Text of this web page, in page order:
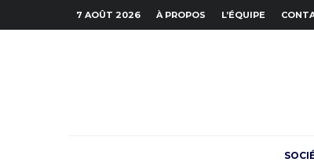
7 AOÛT 2026 À PROPOS L’ÉQUIPE